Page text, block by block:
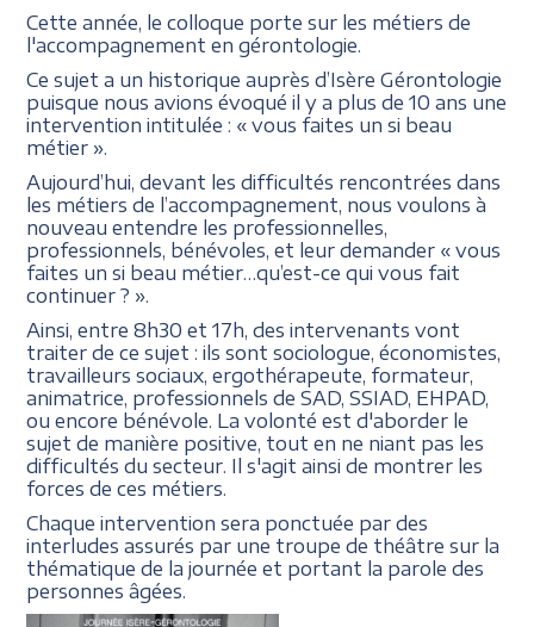
Cette année, le colloque porte sur les métiers de
l'accompagnement en gérontologie.
Ce sujet a un historique auprès d’Isère Gérontologie
puisque nous avions évoqué il y a plus de 10 ans une
intervention intitulée : « vous faites un si beau
métier ».
Aujourd’hui, devant les difficultés rencontrées dans
les métiers de l’accompagnement, nous voulons à
nouveau entendre les professionnelles,
professionnels, bénévoles, et leur demander « vous
faites un si beau métier…qu’est-ce qui vous fait
continuer ? ».
Ainsi, entre 8h30 et 17h, des intervenants vont
traiter de ce sujet : ils sont sociologue, économistes,
travailleurs sociaux, ergothérapeute, formateur,
animatrice, professionnels de SAD, SSIAD, EHPAD,
ou encore bénévole. La volonté est d'aborder le
sujet de manière positive, tout en ne niant pas les
difficultés du secteur. Il s'agit ainsi de montrer les
forces de ces métiers.
Chaque intervention sera ponctuée par des
interludes assurés par une troupe de théâtre sur la
thématique de la journée et portant la parole des
personnes âgées.